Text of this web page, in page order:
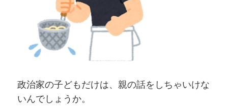
政治家の子どもだけは、親の話をしちゃいけな
いんでしょうか。